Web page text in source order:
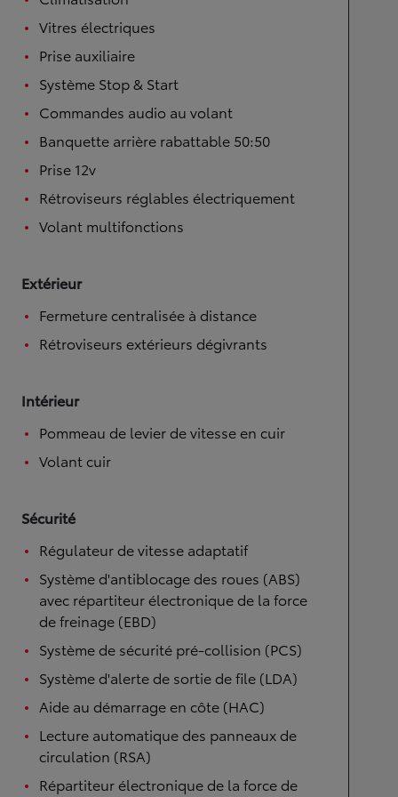
Vitres électriques
Prise auxiliaire
Système Stop & Start
Commandes audio au volant
Banquette arrière rabattable 50:50
Prise 12v
Rétroviseurs réglables électriquement
Volant multifonctions
Extérieur
Fermeture centralisée à distance
Rétroviseurs extérieurs dégivrants
Intérieur
Pommeau de levier de vitesse en cuir
Volant cuir
Sécurité
Régulateur de vitesse adaptatif
Système d'antiblocage des roues (ABS)
avec répartiteur électronique de la force
de freinage (EBD)
Système de sécurité pré-collision (PCS)
Système d'alerte de sortie de file (LDA)
Aide au démarrage en côte (HAC)
Lecture automatique des panneaux de
circulation (RSA)
Répartiteur électronique de la force de